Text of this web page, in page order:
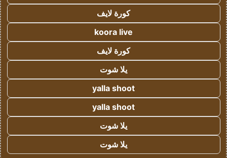
كورة لايف
koora live
كورة لايف
يلا شوت
yalla shoot
yalla shoot
يلا شوت
يلا شوت